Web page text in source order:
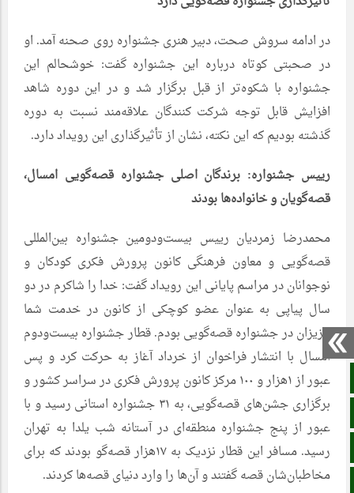
صفحه نخست
آپارات
اینستاگرام
اطلاعات سایت
در ادامه سروش صحت، دبیر هنری جشنواره روی صحنه آمد. او
در صحبتی کوتاه درباره این جشنواره گفت: خوشحالم این
جشنواره با شکوه‌تر از قبل برگزار شد و در این دوره شاهد
افزایش قابل توجه شرکت کنندگان علاقه‌مند نسبت به دوره
گذشته بودیم که این نکته، نشان از تأثیرگذاری این رویداد دارد.
رییس جشنواره: برندگان اصلی جشنواره قصه‌گویی امسال،
قصه‌گویان و خانواده‌ها بودند
محمدرضا زمردیان رییس بیست‌ودومین جشنواره بین‌المللی
قصه‌گویی و معاون فرهنگی کانون پرورش فکری کودکان و
نوجوانان در مراسم پایانی این رویداد گفت: خدا را شاکرم در دو
سال پیاپی به عنوان عضو کوچکی از کانون در خدمت شما
عزیزان در جشنواره قصه‌گویی بودم. قطار جشنواره بیست‌ودوم
امسال با انتشار فراخوان از خرداد آغاز به حرکت کرد و پس
عبور از ۱هزار و ۱۰۰ مرکز کانون پرورش فکری در سراسر کشور و
برگزاری جشن‌های قصه‌گویی، به ۳۱ جشنواره استانی رسید و با
عبور از پنج جشنواره منطقه‌ای در آستانه شب یلدا به تهران
رسید. مسافر این قطار نزدیک به ۱۷هزار قصه‌گو بودند که برای
مخاطبان‌شان قصه گفتند و آن‌ها را وارد دنیای قصه‌ها ‌کردند.